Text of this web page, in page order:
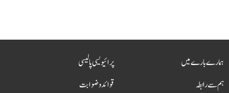
ہمارے بارے میں
ہم سے رابطہ
پرائیویسی پالیسی
قوائد و ضوابت